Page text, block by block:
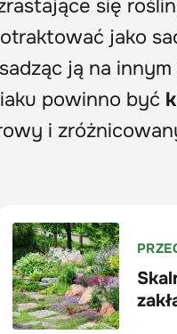
się
jako
ją na innym
powinno być
i